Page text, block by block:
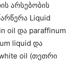
არსებობის
Liquid
oil და paraffinum
liquid და
oil (თეთრი